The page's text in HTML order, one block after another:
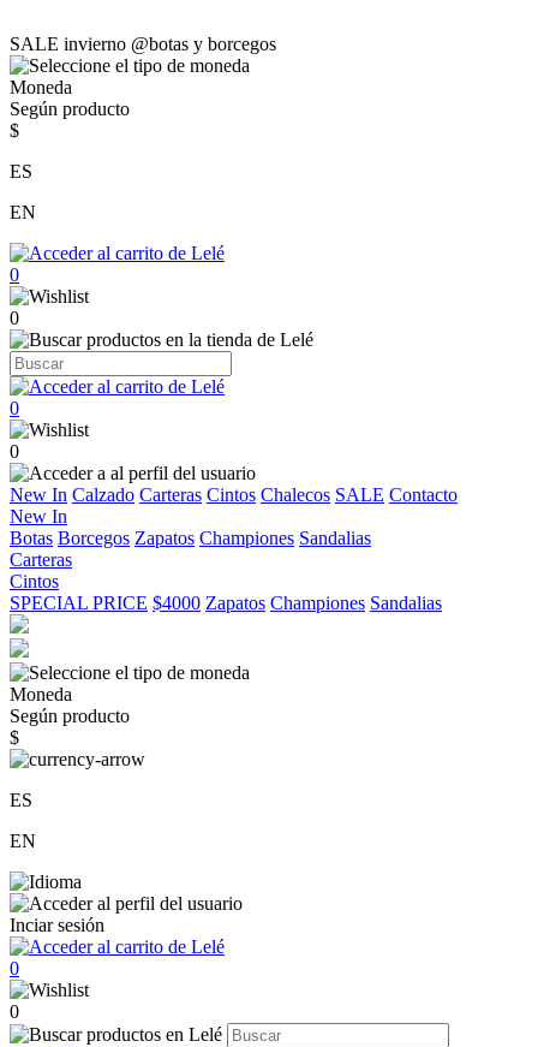
SALE invierno @botas y borcegos
Moneda
Según producto
$
ES
EN
0
0
0
0
New In Calzado Carteras Cintos Chalecos SALE Contacto
New In
Botas Borcegos Zapatos Championes Sandalias
Carteras
Cintos
SPECIAL PRICE $4000 Zapatos Championes Sandalias
Moneda
Según producto
$
ES
EN
Inciar sesión
0
0